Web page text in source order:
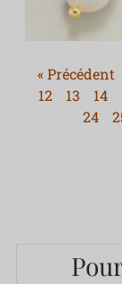
« Précédent
12
13 14
24